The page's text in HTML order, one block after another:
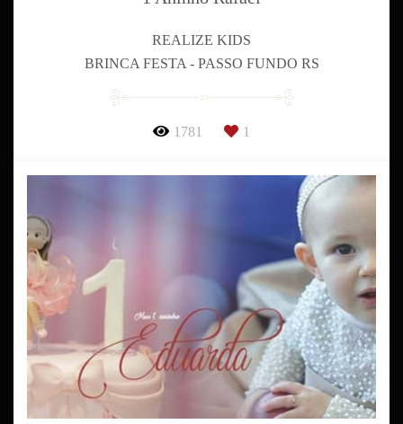
REALIZE KIDS
BRINCA FESTA - PASSO FUNDO RS
1781 1